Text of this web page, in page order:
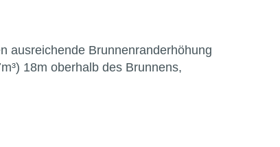
ausreichende Brunnenranderhöhung
18m oberhalb des Brunnens,